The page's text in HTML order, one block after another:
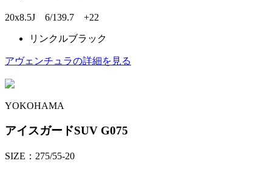
20x8.5J 6/139.7 +22
リンクルブラック
アヴェンチュラの詳細を見る
YOKOHAMA
アイスガードSUV G075
SIZE：275/55-20